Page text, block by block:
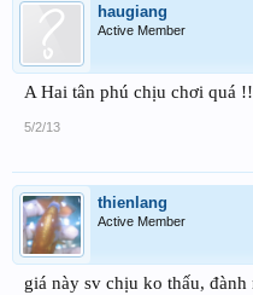
haugiang
Active Member
A Hai tân phú chịu chơi quá
5/2/13
thienlang
Active Member
giá này sv chịu ko thấu,